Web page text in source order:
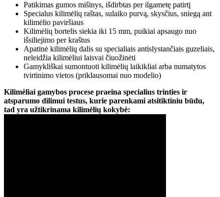
Patikimas gumos mišinys, išdirbtas per ilgametę patirtį
Specialus kilimėlių raštas, sulaiko purvą, skysčius, sniegą ant
kilimėlio paviršiaus
Kilimėlių bortelis siekia iki 15 mm, puikiai apsaugo nuo
išsiliejimo per kraštus
Apatinė kilimėlių dalis su specialiais antislystančiais guzeliais,
neleidžia kilimėliui laisvai čiuožinėti
Gamykliškai sumontuoti kilimėlių laikikliai arba numatytos
tvirtinimo vietos (priklausomai nuo modelio)
Kilimėliai gamybos procese praeina specialius trinties ir
atsparumo dilimui testus, kurie parenkami atsitiktiniu būdu,
tad yra užtikrinama kilimėlių kokybė: